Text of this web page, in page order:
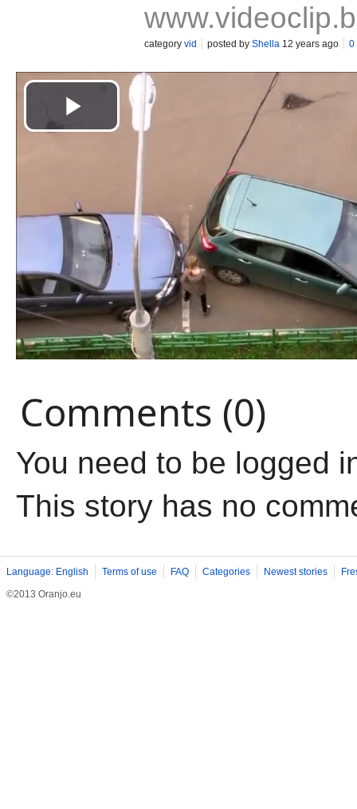
category vid posted by Shella 12 years ago 0
Comments (0)
You need to be logged
This story has no
Language: English Terms of use FAQ Categories Newest stories
©2013 Oranjo.eu